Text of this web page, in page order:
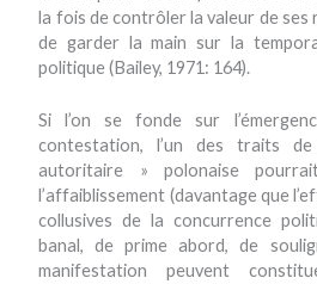
la fois de contrôler la valeur de
de garder la main sur la
politique (Bailey, 1971: 164).
Si l’on se fonde sur
contestation, l’un des traits
autoritaire » polonaise
l’affaiblissement (davantage que
collusives de la concurrence
banal, de prime abord, de
manifestation peuvent